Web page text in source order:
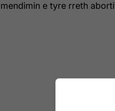
mendimin e tyre rreth